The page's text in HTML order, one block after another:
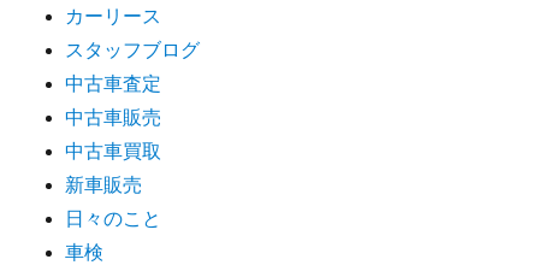
カーリース
スタッフブログ
中古車査定
中古車販売
中古車買取
新車販売
日々のこと
車検